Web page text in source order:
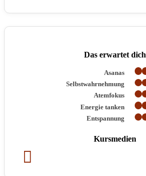
Das erwartet dich
Asanas
Selbstwahrnehmung
Atemfokus
Energie tanken
Entspannung
Kursmedien
